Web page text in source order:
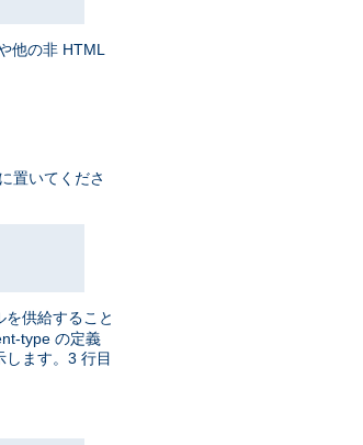
他の非 HTML
置いてくださ
供給すること
type の定義
ます。3 行目